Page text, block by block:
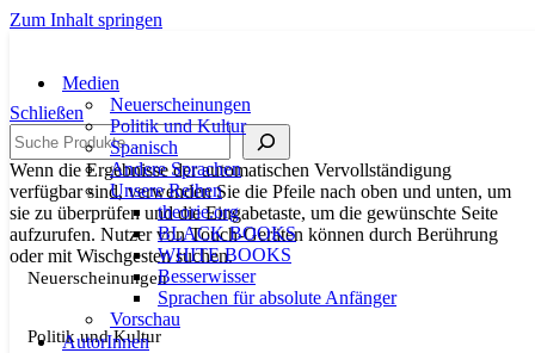
Zum Inhalt springen
Medien
Neuerscheinungen
Politik und Kultur
Spanisch
Andere Sprachen
Unsere Reihen
theorie.org
BLACK BOOKS
WHITE BOOKS
Besserwisser
Sprachen für absolute Anfänger
Vorschau
AutorInnen
Schließen
Suche
Wenn die Ergebnisse der automatischen Vervollständigung
verfügbar sind, verwenden Sie die Pfeile nach oben und unten, um
sie zu überprüfen und die Eingabetaste, um die gewünschte Seite
aufzurufen. Nutzer von Touch-Geräten können durch Berührung
oder mit Wischgesten suchen.
Neuerscheinungen
Politik und Kultur